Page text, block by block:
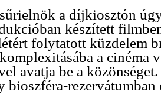
a díjkiosztón
készített
folytatott küzdelem
a cinéma
avatja be a
bioszféra-